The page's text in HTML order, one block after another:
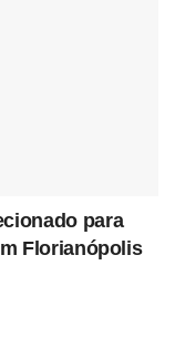
para
Florianópolis